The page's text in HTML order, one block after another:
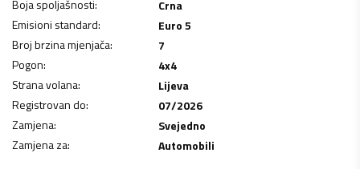
Boja spoljašnosti:
Crna
Emisioni standard:
Euro 5
Broj brzina mjenjača:
7
Pogon:
4x4
Strana volana:
Lijeva
Registrovan do:
07/2026
Zamjena:
Svejedno
Zamjena za: Automobili